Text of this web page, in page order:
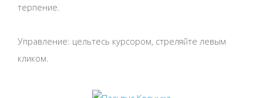
терпение.
Управление: цельтесь курсором, стреляйте левым
кликом.